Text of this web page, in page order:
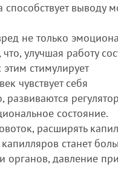
выводу
не только
улучшая работу
стимулирует
чувствует себя
развиваются
состояние.
расширять
станет
органов, давление